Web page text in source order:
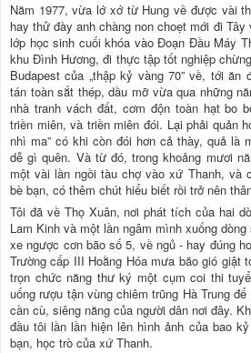
Năm 1977, vừa lớ xớ từ Hung về được vài
hay thử đày anh chàng non choẹt mới đi
lớp học sinh cuối khóa vào Đoạn Đầu Máy
khu Đình Hương, đi thực tập tốt nghiệp
Budapest của „thập kỷ vàng 70” về, tới
tán toàn sắt thép, dầu mỡ vừa qua những
nhà tranh vách đất, cơm độn toàn hạt bo
triền miên, và triền miên đói. Lại phải quản
nhì ma” có khi còn đói hơn cả thày, quả là
dễ gì quên. Và từ đó, trong khoảng mươi
một vài lần ngồi tàu chợ vào xứ Thanh, và
bè bạn, có thêm chút hiểu biết rồi trở nên
Tôi đã về Thọ Xuân, nơi phát tích của hai
Lam Kinh và một lần ngâm mình xuống
xe ngược cơn bão số 5, về ngủ - hay đúng
Trường cấp III Hoằng Hóa mưa bão gió giật
trọn chức năng thư ký một cụm coi thi
uống rượu tận vùng chiêm trũng Hà Trung
cần cù, siêng năng của người dân nơi đây.
đầu tôi lần lần hiện lên hình ảnh của bao
bạn, học trò của xứ Thanh.